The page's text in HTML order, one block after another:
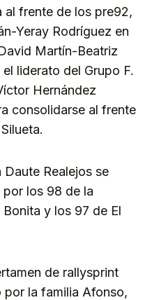
al frente de los pre92,
Yeray Rodríguez en
Martín-Beatriz
liderato del Grupo F.
Hernández
consolidarse al frente
Daute Realejos se
por los 98 de la
y los 97 de El
de rallysprint
la familia Afonso,